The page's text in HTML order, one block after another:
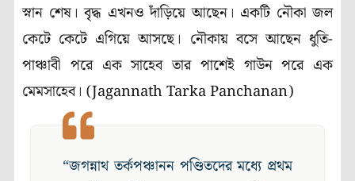
স্নান শেষ। বৃদ্ধ এখনও দাঁড়িয়ে আছেন। একটি নৌকা জল
কেটে কেটে এগিয়ে আসছে। নৌকায় বসে আছেন ধুতি-
পাঞ্চাবী পরে এক সাহেব তার পাশেই গাউন পরে এক
মেমসাহেব। (Jagannath Tarka Panchanan)
“জগন্নাথ তর্কপঞ্চানন পণ্ডিতদের মধ্যে প্রথম